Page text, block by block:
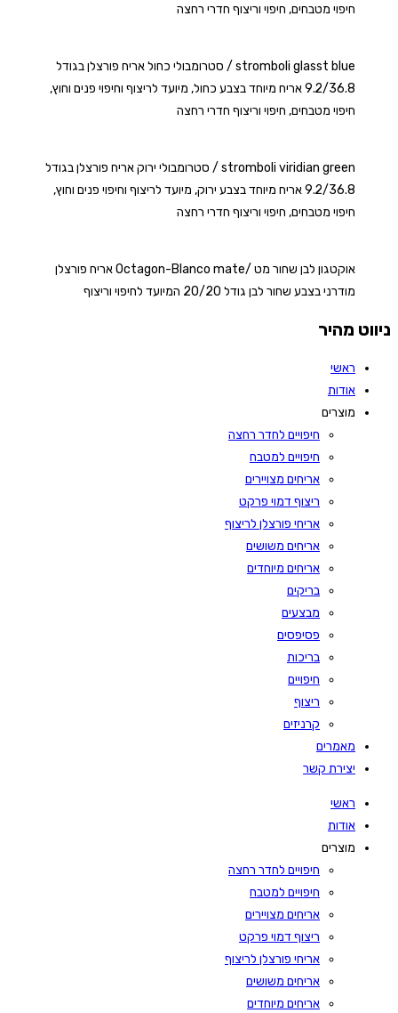
חיפוי מטבחים, חיפוי וריצוף חדרי רחצה
stromboli glasst blue / סטרומבולי כחול אריח פורצלן בגודל
9.2/36.8 אריח מיוחד בצבע כחול, מיועד לריצוף וחיפוי פנים וחוץ,
חיפוי מטבחים, חיפוי וריצוף חדרי רחצה
stromboli viridian green / סטרומבולי ירוק אריח פורצלן בגודל
9.2/36.8 אריח מיוחד בצבע ירוק, מיועד לריצוף וחיפוי פנים וחוץ,
חיפוי מטבחים, חיפוי וריצוף חדרי רחצה
אוקטגון לבן שחור מט /Octagon-Blanco mate אריח פורצלן
מודרני בצבע שחור לבן גודל 20/20 המיועד לחיפוי וריצוף
ניווט מהיר
ראשי
אודות
מוצרים
חיפויים לחדר רחצה
חיפויים למטבח
אריחים מצויירים
ריצוף דמוי פרקט
אריחי פורצלן לריצוף
אריחים משושים
אריחים מיוחדים
בריקים
מבצעים
פסיפסים
בריכות
חיפויים
ריצוף
קרניזים
מאמרים
יצירת קשר
ראשי
אודות
מוצרים
חיפויים לחדר רחצה
חיפויים למטבח
אריחים מצויירים
ריצוף דמוי פרקט
אריחי פורצלן לריצוף
אריחים משושים
אריחים מיוחדים